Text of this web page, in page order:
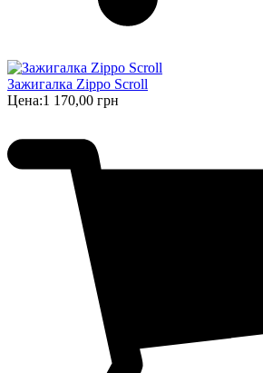
Зажигалка Zippo Scroll
Цена:1 170,00 грн